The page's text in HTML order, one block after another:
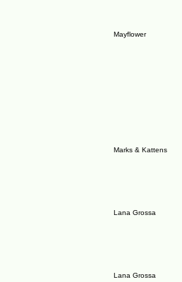
Mayflower
Marks & Kattens
Lana Grossa
Lana Grossa